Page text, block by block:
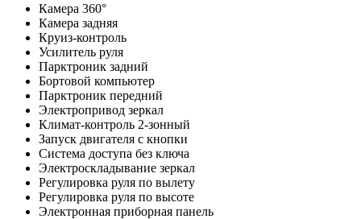
Камера 360°
Камера задняя
Круиз-контроль
Усилитель руля
Парктроник задний
Бортовой компьютер
Парктроник передний
Электропривод зеркал
Климат-контроль 2-зонный
Запуск двигателя с кнопки
Система доступа без ключа
Электроскладывание зеркал
Регулировка руля по вылету
Регулировка руля по высоте
Электронная приборная панель